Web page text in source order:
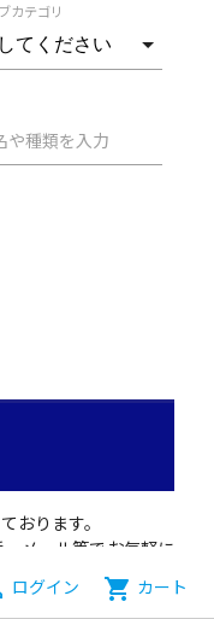
ログイン shopping_cart カート
カテゴリ
や種類を入力
おります。
メール等でお気軽に